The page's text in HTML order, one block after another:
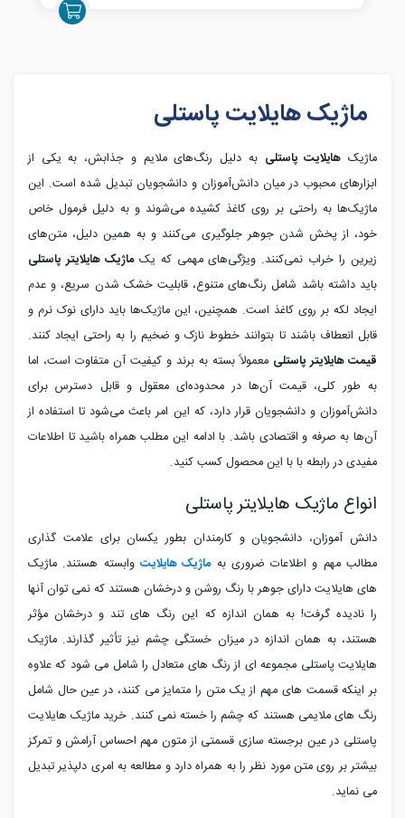
ماژیک هایلایت پاستلی
ماژیک هایلایت پاستلی به دلیل رنگ‌های ملایم و جذابش، به یکی از
ابزارهای محبوب در میان دانش‌آموزان و دانشجویان تبدیل شده است. این
ماژیک‌ها به راحتی بر روی کاغذ کشیده می‌شوند و به دلیل فرمول خاص
خود، از پخش شدن جوهر جلوگیری می‌کنند و به همین دلیل، متن‌های
زیرین را خراب نمی‌کنند. ویژگی‌های مهمی که یکماژیک هایلایتر پاستلی
باید داشته باشد شامل رنگ‌های متنوع، قابلیت خشک شدن سریع، و عدم
ایجاد لکه بر روی کاغذ است. همچنین، این ماژیک‌ها باید دارای نوک نرم و
قابل انعطاف باشند تا بتوانند خطوط نازک و ضخیم را به راحتی ایجاد کنند.
قیمت هایلایتر پاستلی معمولاً بسته به برند و کیفیت آن متفاوت است، اما
به طور کلی، قیمت آن‌ها در محدوده‌ای معقول و قابل دسترس برای
دانش‌آموزان و دانشجویان قرار دارد، که این امر باعث می‌شود تا استفاده از
آن‌ها به صرفه و اقتصادی باشد. با ادامه این مطلب همراه باشید تا اطلاعات
مفیدی در رابطه با با این محصول کسب کنید.
انواع ماژیک هایلایتر پاستلی
دانش آموزان، دانشجویان و کارمندان بطور یکسان برای علامت گذاری
مطالب مهم و اطلاعات ضروری بهماژیک هایلایت وابسته هستند. ماژیک
های هایلایت دارای جوهر با رنگ روشن و درخشان هستند که نمی توان آنها
را نادیده گرفت! به همان اندازه که این رنگ های تند و درخشان مؤثر
هستند، به همان اندازه در میزان خستگی چشم نیز تأثیر گذارند. ماژیک
هایلایت پاستلی مجموعه ای از رنگ های متعادل را شامل می شود که علاوه
بر اینکه قسمت های مهم از یک متن را متمایز می کنند، در عین حال شامل
رنگ های ملایمی هستند که چشم را خسته نمی کنند. خرید ماژیک هایلایت
پاستلی در عین برجسته سازی قسمتی از متون مهم احساس آرامش و تمرکز
بیشتر بر روی متن مورد نظر را به همراه دارد و مطالعه به امری دلپذیر تبدیل
می نماید.